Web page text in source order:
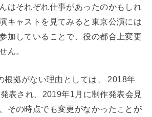
はそれぞれ仕事があったのかもしれ
キャストを見てみると東京公演には
加していることで、役の都合上変更
ん。
根拠がない理由としては、 2018年
表され、2019年1月に制作発表会見
その時点でも変更がなかったことが